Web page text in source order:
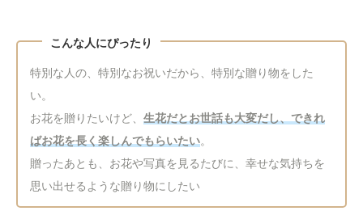
特別な人の、特別なお祝いだから、特別な贈り物をした
い。
お花を贈りたいけど、 生花だとお世話も大変だし、できれ
ばお花を長く楽しんでもらいたい。
贈ったあとも、お花や写真を見るたびに、幸せな気持ちを
思い出せるような贈り物にしたい